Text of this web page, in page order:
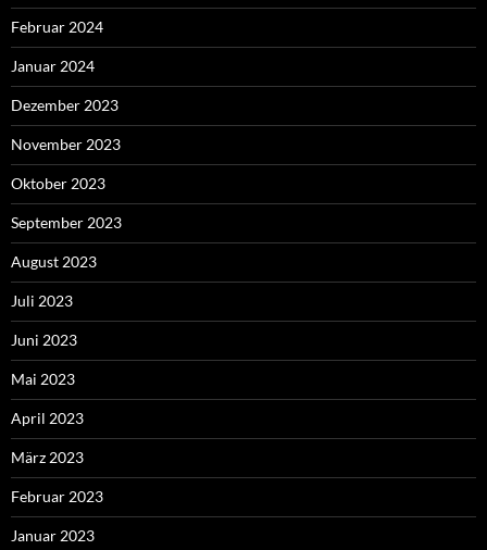
Februar 2024
Januar 2024
Dezember 2023
November 2023
Oktober 2023
September 2023
August 2023
Juli 2023
Juni 2023
Mai 2023
April 2023
März 2023
Februar 2023
Januar 2023